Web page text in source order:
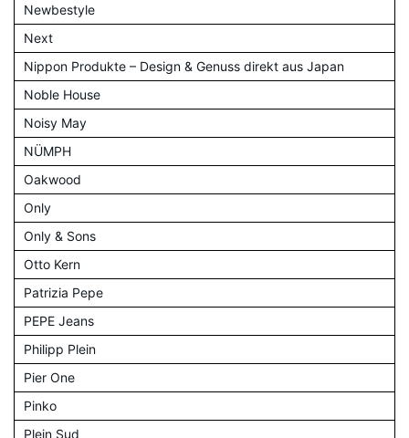
Newbestyle
Next
Nippon Produkte – Design & Genuss direkt aus Japan
Noble House
Noisy May
NÜMPH
Oakwood
Only
Only & Sons
Otto Kern
Patrizia Pepe
PEPE Jeans
Philipp Plein
Pier One
Pinko
Plein Sud